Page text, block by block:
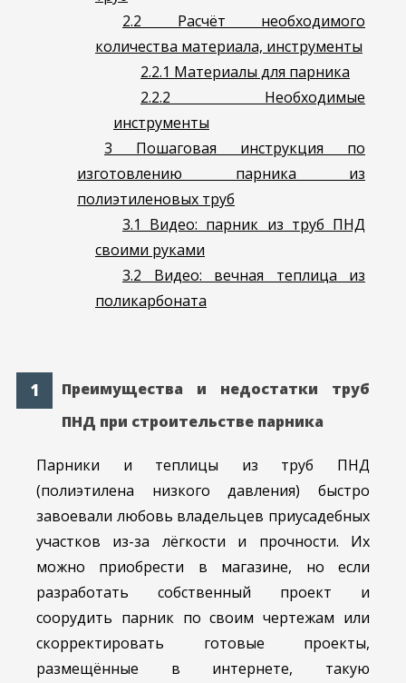
2.2 Расчёт необходимого
количества материала, инструменты
2.2.1 Материалы для парника
2.2.2 Необходимые
инструменты
3 Пошаговая инструкция по
изготовлению парника из
полиэтиленовых труб
3.1 Видео: парник из труб ПНД
своими руками
3.2 Видео: вечная теплица из
поликарбоната
Преимущества и недостатки труб
ПНД при строительстве парника
Парники и теплицы из труб ПНД
(полиэтилена низкого давления) быстро
завоевали любовь владельцев приусадебных
участков из-за лёгкости и прочности. Их
можно приобрести в магазине, но если
разработать собственный проект и
соорудить парник по своим чертежам или
скорректировать готовые проекты,
размещённые в интернете, такую